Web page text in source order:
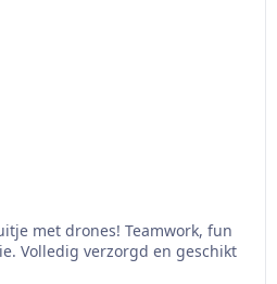
met drones! Teamwork, fun
Volledig verzorgd en geschikt